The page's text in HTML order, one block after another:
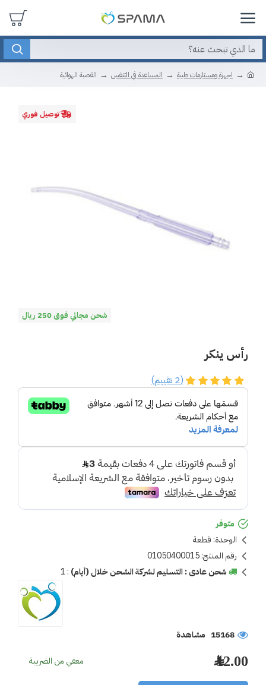
اجهزة ومستلزمات طبية المساعدة في التنفس القصبة الهوائية
توصيل فوري
شحن مجاني فوق 250 ريال
رأس ينكر
متوفر
الوحدة: قطعة
رقم المنتج:01050400015
شحن عادى : التسليم لشركة الشحن خلال (أيام) :
1
15168 مشاهدة
(2 تقييم)
12.00 ﷼ معفي من الضريبة